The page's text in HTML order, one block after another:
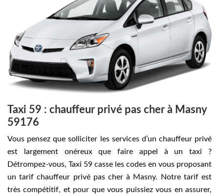
Taxi 59 : chauffeur privé pas cher à Masny
59176
Vous pensez que solliciter les services d’un chauffeur privé
est largement onéreux que faire appel à un taxi ?
Détrompez-vous, Taxi 59 casse les codes en vous proposant
un tarif chauffeur privé pas cher à Masny. Notre tarif est
très compétitif, et pour que vous puissiez vous en assurer,